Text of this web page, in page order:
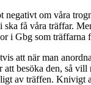
negativt om våra
ska få våra träffar.
i Gbg som träffarna
att när man
att besöka den, så vill
av träffen. Knivigt